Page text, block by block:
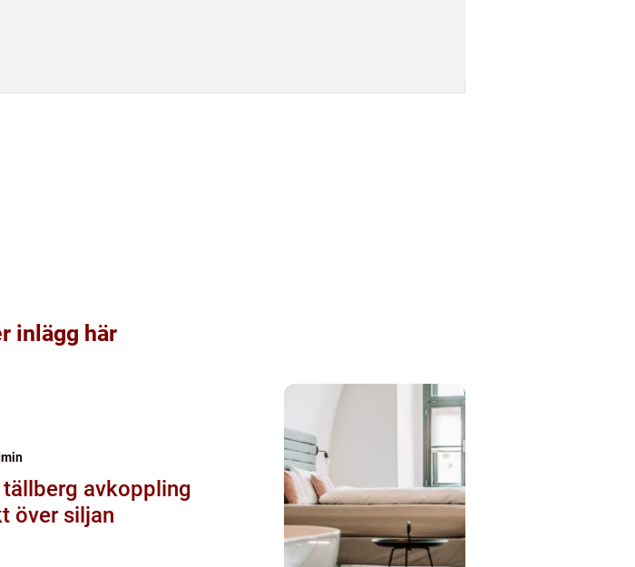
inlägg här
avkoppling
över siljan